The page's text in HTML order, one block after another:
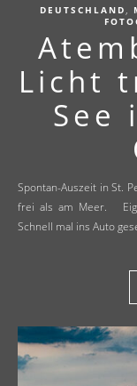
DEUTSCHLAND ,
Licht
See
Spontan-Auszeit in St. Peter-Ording Wo bekommt man den Kopf schneller
frei als am Meer.
Schnell mal ins Auto